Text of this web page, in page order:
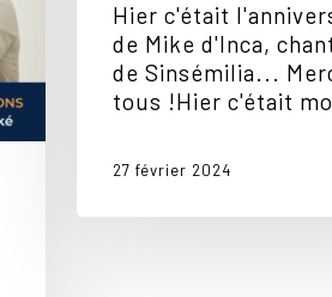
Hier c'était
de Mike d'Inca,
de Sinsémilia...
tous !Hier c'était
27 février 2024